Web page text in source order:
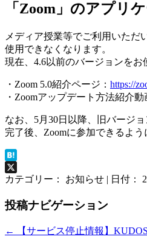
「Zoom」のアプリ
メディア授業等でご利用いただ
使用できなくなります。
現在、4.6以前のバージョンをお
・Zoom 5.0紹介ページ： https://
・Zoomアップデート方法紹介動
なお、5月30日以降、旧バージ
完了後、Zoomに参加できるよう
Hatena
X
カテゴリー： お知らせ | 日付：
投稿ナビゲーション
← 【サービス停止情報】